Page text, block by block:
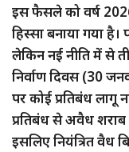
इस फैसले को वर्ष
हिस्सा बनाया गया है।
लेकिन नई नीति में से
निर्वाण दिवस (30
पर कोई प्रतिबंध लागू
प्रतिबंध से अवैध शराब
इसलिए नियंत्रित वैध